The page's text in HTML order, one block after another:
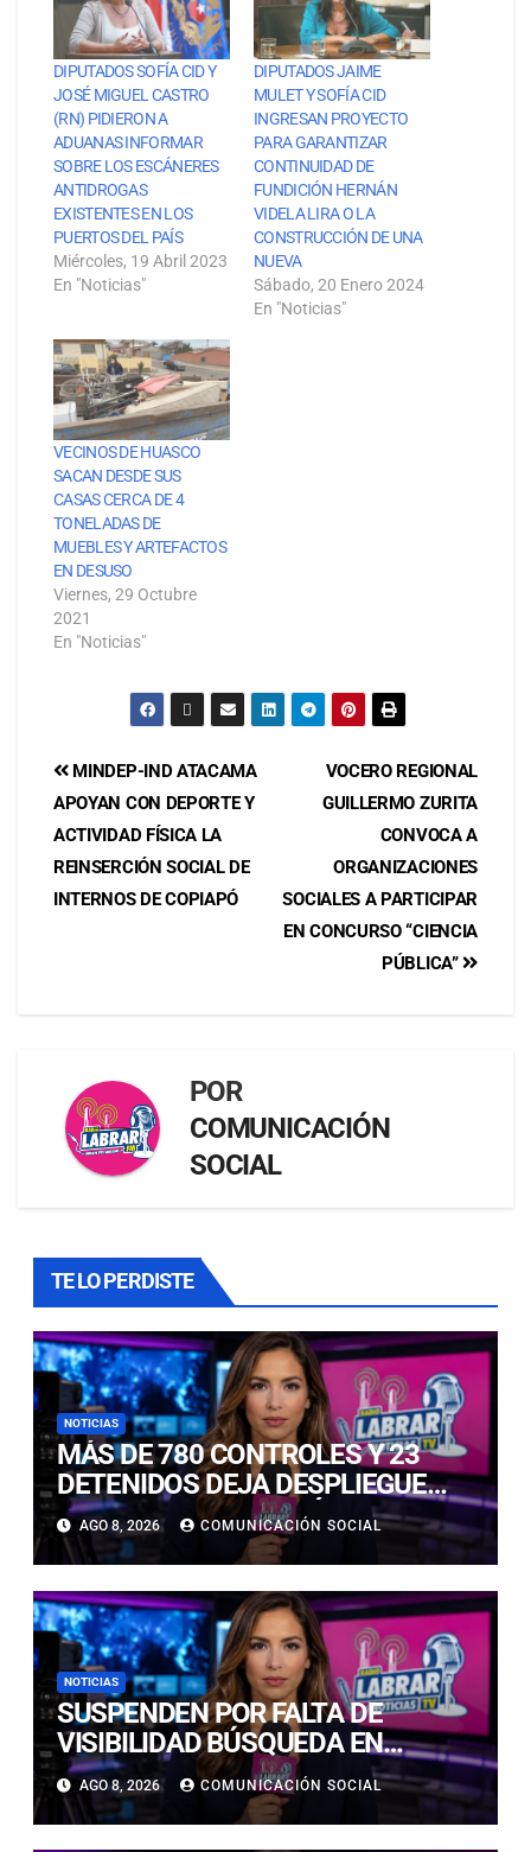
DIPUTADOS SOFÍA CID Y
JOSÉ MIGUEL CASTRO
(RN) PIDIERON A
ADUANAS INFORMAR
SOBRE LOS ESCÁNERES
ANTIDROGAS
EXISTENTES EN LOS
PUERTOS DEL PAÍS
Miércoles, 19 Abril 2023
En "Noticias"
DIPUTADOS JAIME
MULET Y SOFÍA CID
INGRESAN PROYECTO
PARA GARANTIZAR
CONTINUIDAD DE
FUNDICIÓN HERNÁN
VIDELA LIRA O LA
CONSTRUCCIÓN DE UNA
NUEVA
Sábado, 20 Enero 2024
En "Noticias"
VECINOS DE HUASCO
SACAN DESDE SUS
CASAS CERCA DE 4
TONELADAS DE
MUEBLES Y ARTEFACTOS
EN DESUSO
Viernes, 29 Octubre
2021
En "Noticias"
VOCERO REGIONAL
GUILLERMO ZURITA
CONVOCA A
ORGANIZACIONES
SOCIALES A PARTICIPAR
EN CONCURSO “CIENCIA
PÚBLICA”
MINDEP-IND ATACAMA
APOYAN CON DEPORTE Y
ACTIVIDAD FÍSICA LA
REINSERCIÓN SOCIAL DE
INTERNOS DE COPIAPÓ
POR
COMUNICACIÓN
SOCIAL
TE LO PERDISTE
NOTICIAS
MÁS DE 780 CONTROLES Y 23
DETENIDOS DEJA DESPLIEGUE
POLICIAL EN COPIAPÓ Y CALDERA
AGO 8, 2026 COMUNICACIÓN SOCIAL
NOTICIAS
SUSPENDEN POR FALTA DE
VISIBILIDAD BÚSQUEDA EN
CALDERILLA: OPERATIVO SE
RETOMARÁ ESTE DOMINGO
AGO 8, 2026 COMUNICACIÓN SOCIAL